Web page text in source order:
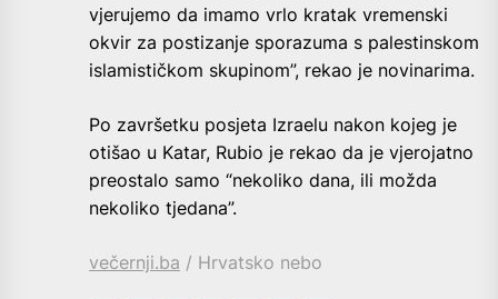
vjerujemo da imamo vrlo kratak vremenski
okvir za postizanje sporazuma s palestinskom
islamističkom skupinom”, rekao je novinarima.
Po završetku posjeta Izraelu nakon kojeg je
otišao u Katar, Rubio je rekao da je vjerojatno
preostalo samo “nekoliko dana, ili možda
nekoliko tjedana”.
večernji.ba / Hrvatsko nebo